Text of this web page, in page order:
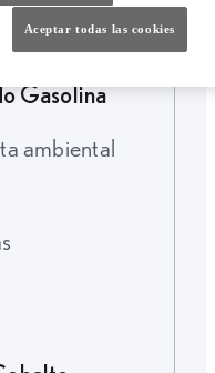
combustible
Gasolina
ambiental
Aceptar todas las cookies